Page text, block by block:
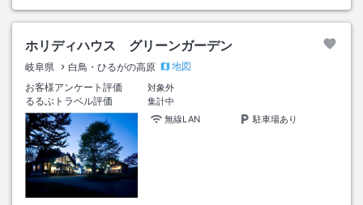
ホリディハウス グリーンガーデン
岐阜県 白鳥・ひるがの高原
地図
お客様アンケート評価
対象外
るるぶトラベル評価
集計中
無線LAN
駐車場あり